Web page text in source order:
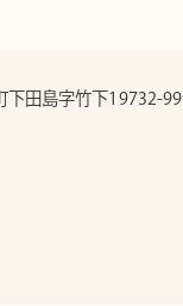
下田島字竹下19732-99